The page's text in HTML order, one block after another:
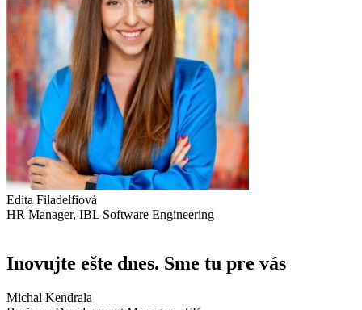
Edita Filadelfiová
HR Manager, IBL Software Engineering
Inovujte ešte dnes. Sme tu pre vás
Michal Kendrala